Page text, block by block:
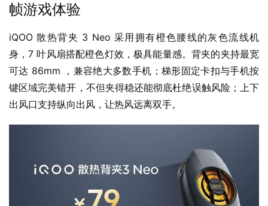
帧游戏体验
iQOO 散热背夹 3 Neo 采用拥有橙色腰线的灰色流线机
身，7 叶风扇搭配橙色灯效，极具能量感。背夹的夹持最宽
可达 86mm ，兼容绝大多数手机；梯形固定卡扣与手机按
键区域完美错开，不但夹得稳还能彻底杜绝误触风险；上下
出风口支持纵向出风，让热风远离双手。